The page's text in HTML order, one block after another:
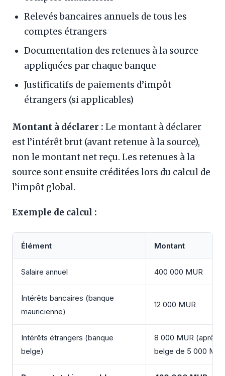
Relevés bancaires annuels de tous les
comptes étrangers
Documentation des retenues à la source
appliquées par chaque banque
Justificatifs de paiements d’impôt
étrangers (si applicables)
Montant à déclarer : Le montant à déclarer
est l’intérêt brut (avant retenue à la source),
non le montant net reçu. Les retenues à la
source sont ensuite créditées lors du calcul de
l’impôt global.
Exemple de calcul :
Élément Montant
Salaire annuel 400 000 MUR
Intérêts bancaires (banque
mauricienne)
12 000 MUR
Intérêts étrangers (banque
belge)
8 000 MUR (après
belge de 5 000